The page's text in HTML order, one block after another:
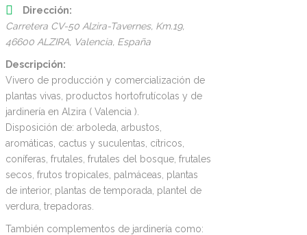
Dirección:
Carretera CV-50 Alzira-Tavernes, Km.19,
46600 ALZIRA, Valencia, España
Descripción:
Vivero de producción y comercialización de
plantas vivas, productos hortofrutícolas y de
jardinería en Alzira ( Valencia ).
Disposición de: arboleda, arbustos,
aromáticas, cactus y suculentas, cítricos,
coníferas, frutales, frutales del bosque, frutales
secos, frutos tropicales, palmáceas, plantas
de interior, plantas de temporada, plantel de
verdura, trepadoras.
También complementos de jardinería como: